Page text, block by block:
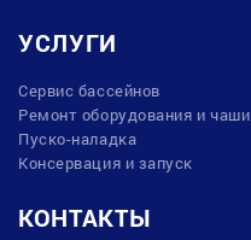
УСЛУГИ
Сервис бассейнов
Ремонт оборудования и чаши
Пуско-наладка
Консервация и запуск
КОНТАКТЫ